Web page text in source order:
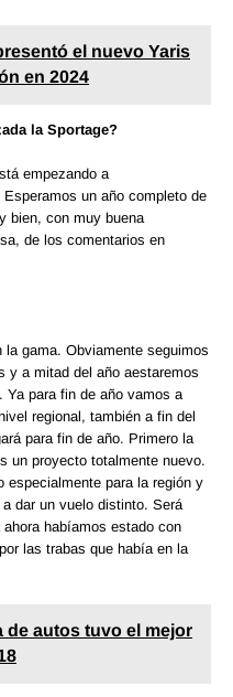
el nuevo Yaris
en 2024
la Sportage?
empezando a
un año completo de
bien, con muy buena
de los comentarios en
gama. Obviamente seguimos
y a mitad del año aestaremos
para fin de año vamos a
regional, también a fin del
para fin de año. Primero la
un proyecto totalmente nuevo.
especialmente para la región y
dar un vuelo distinto. Será
habíamos estado con
las trabas que había en la
de autos tuvo el mejor